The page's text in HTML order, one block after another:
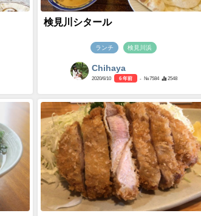
検見川シタール
ランチ 検見川浜
Chihaya
2020/6/10 6 年前 - №7584 2548